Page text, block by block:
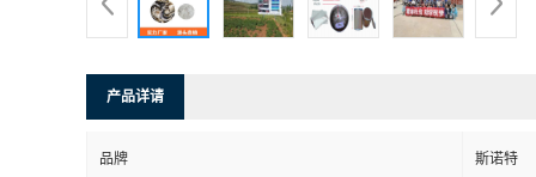
产品详请
品牌 斯诺特